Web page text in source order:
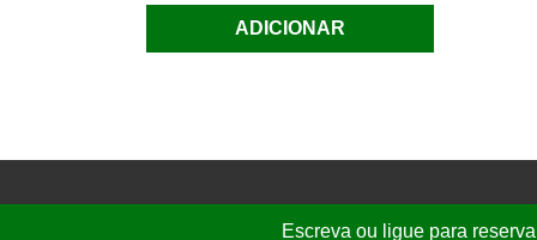
Escreva ou ligue para
ADICIONAR
© 2026 Folhassoltas | E.